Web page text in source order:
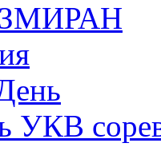
УКВ